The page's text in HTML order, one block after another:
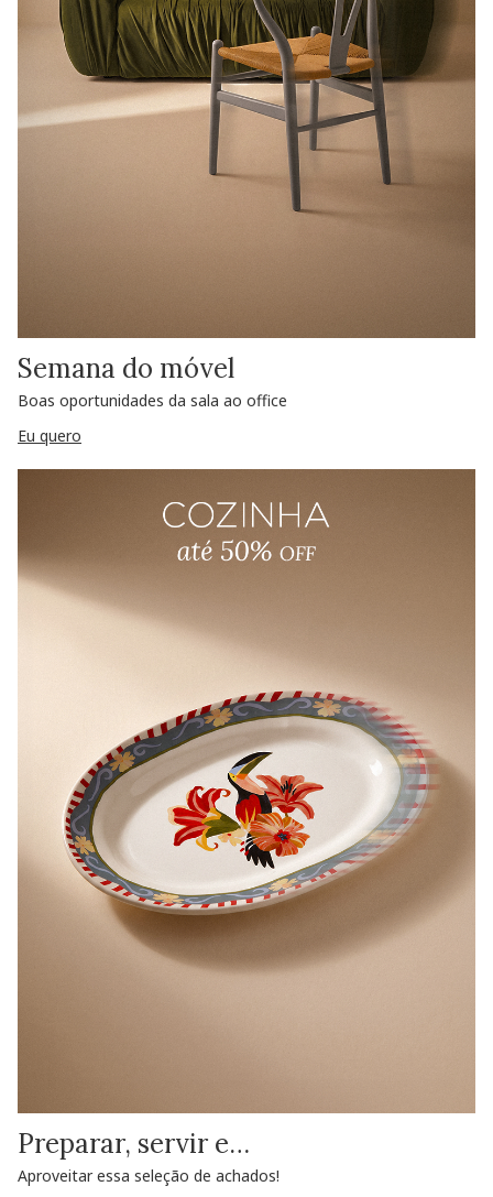
Semana do móvel
Boas oportunidades da sala ao office
Eu quero
Preparar, servir e…
Aproveitar essa seleção de achados!